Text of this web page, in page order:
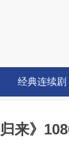
经典连续剧
来》